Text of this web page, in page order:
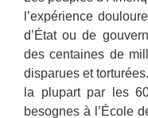
l’expérience
d’État ou de
des centaines de
disparues et
la plupart par les
besognes à l’École